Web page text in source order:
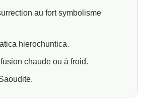
au fort symbolisme
hierochuntica.
chaude ou à froid.